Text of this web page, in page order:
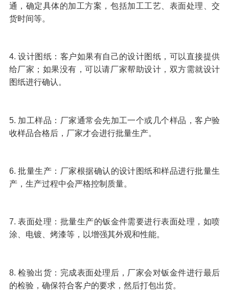
通，确定具体的加工方案，包括加工工艺、表面处理、交
货时间等。
4. 设计图纸：客户如果有自己的设计图纸，可以直接提供
给厂家；如果没有，可以请厂家帮助设计，双方需就设计
图纸进行确认。
5. 加工样品：厂家通常会先加工一个或几个样品，客户验
收样品合格后，厂家才会进行批量生产。
6. 批量生产：厂家根据确认的设计图纸和样品进行批量生
产，生产过程中会严格控制质量。
7. 表面处理：批量生产的钣金件需要进行表面处理，如喷
涂、电镀、烤漆等，以增强其外观和性能。
8. 检验出货：完成表面处理后，厂家会对钣金件进行最后
的检验，确保符合客户的要求，然后打包出货。